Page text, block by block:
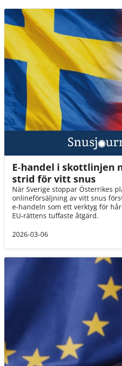
E‑handel i skottlinjen
strid för vitt snus
När Sverige stoppar Österrikes
onlineförsäljning av vitt snus
e‑handeln som ett verktyg för
EU‑rättens tuffaste åtgärd.
2026-03-06